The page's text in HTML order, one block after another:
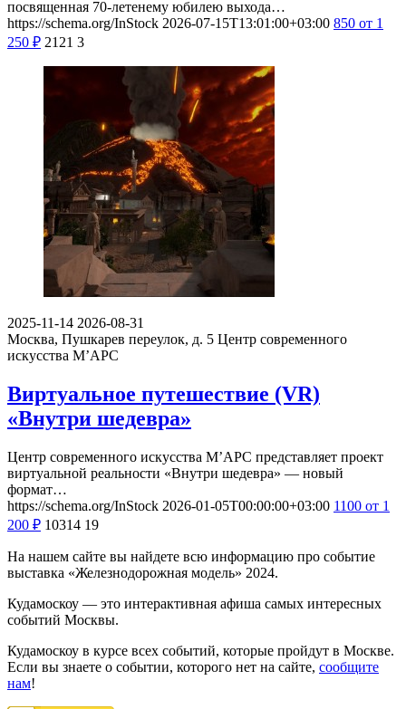
посвященная 70-летенему юбилею выхода…
https://schema.org/InStock 2026-07-15T13:01:00+03:00 850 от 1
250 ₽ 2121 3
2025-11-14 2026-08-31
Москва, Пушкарев переулок, д. 5 Центр современного
искусства М’АРС
Виртуальное путешествие (VR)
«Внутри шедевра»
Центр современного искусства М’АРС представляет проект
виртуальной реальности «Внутри шедевра» — новый
формат…
https://schema.org/InStock 2026-01-05T00:00:00+03:00 1100 от 1
200 ₽ 10314 19
На нашем сайте вы найдете всю информацию про событие
выставка «Железнодорожная модель» 2024.
Кудамоскоу — это интерактивная афиша самых интересных
событий Москвы.
Кудамоскоу в курсе всех событий, которые пройдут в Москве.
Если вы знаете о событии, которого нет на сайте, сообщите
нам!